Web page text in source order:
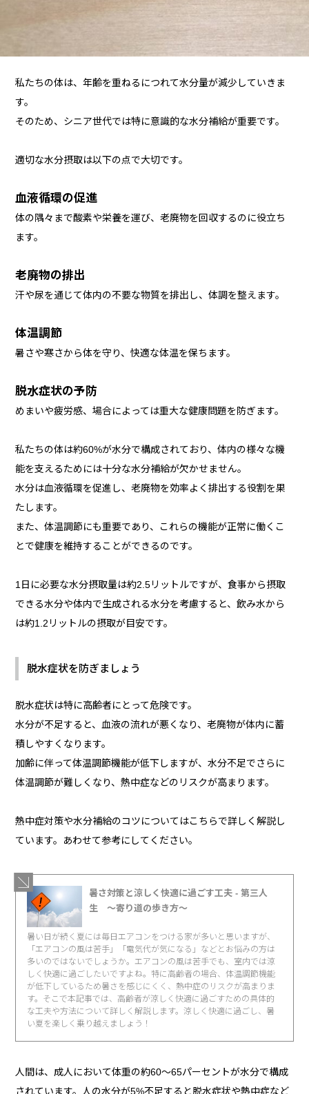
私たちの体は、年齢を重ねるにつれて水分量が減少していきま
す。
そのため、シニア世代では特に意識的な水分補給が重要です。
適切な水分摂取は以下の点で大切です。
血液循環の促進
体の隅々まで酸素や栄養を運び、老廃物を回収するのに役立ち
ます。
老廃物の排出
汗や尿を通じて体内の不要な物質を排出し、体調を整えます。
体温調節
暑さや寒さから体を守り、快適な体温を保ちます。
脱水症状の予防
めまいや疲労感、場合によっては重大な健康問題を防ぎます。
私たちの体は約60%が水分で構成されており、体内の様々な機
能を支えるためには十分な水分補給が欠かせません。
水分は血液循環を促進し、老廃物を効率よく排出する役割を果
たします。
また、体温調節にも重要であり、これらの機能が正常に働くこ
とで健康を維持することができるのです。
1日に必要な水分摂取量は約2.5リットルですが、食事から摂取
できる水分や体内で生成される水分を考慮すると、飲み水から
は約1.2リットルの摂取が目安です。
脱水症状を防ぎましょう
脱水症状は特に高齢者にとって危険です。
水分が不足すると、血液の流れが悪くなり、老廃物が体内に蓄
積しやすくなります。
加齢に伴って体温調節機能が低下しますが、水分不足でさらに
体温調節が難しくなり、熱中症などのリスクが高まります。
熱中症対策や水分補給のコツについてはこちらで詳しく解説し
ています。あわせて参考にしてください。
暑さ対策と涼しく快適に過ごす工夫 - 第三人
生 〜寄り道の歩き方〜
暑い日が続く夏には毎日エアコンをつける家が多いと思いますが、
「エアコンの風は苦手」「電気代が気になる」などとお悩みの方は
多いのではないでしょうか。エアコンの風は苦手でも、室内では涼
しく快適に過ごしたいですよね。特に高齢者の場合、体温調節機能
が低下しているため暑さを感じにくく、熱中症のリスクが高まりま
す。そこで本記事では、高齢者が涼しく快適に過ごすための具体的
な工夫や方法について詳しく解説します。涼しく快適に過ごし、暑
い夏を楽しく乗り越えましょう！
人間は、成人において体重の約60～65パーセントが水分で構成
されています。人の水分が5%不足すると脱水症状や熱中症など